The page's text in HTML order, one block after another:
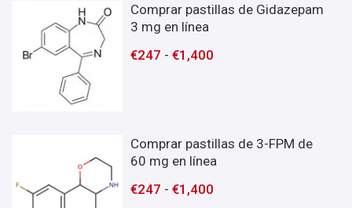
Comprar pastillas de Gidazepam
3 mg en línea
€247 -€1,400
Comprar pastillas de 3-FPM de
60 mg en línea
€247 -€1,400